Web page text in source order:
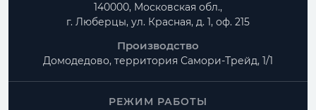
140000, Московская обл.,
г. Люберцы, ул. Красная, д. 1, оф. 215
Производство
Домодедово, территория Самори-Трейд, 1/1
РЕЖИМ РАБОТЫ